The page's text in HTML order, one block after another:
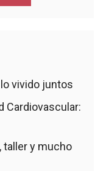
vivido juntos
Cardiovascular:
taller y mucho